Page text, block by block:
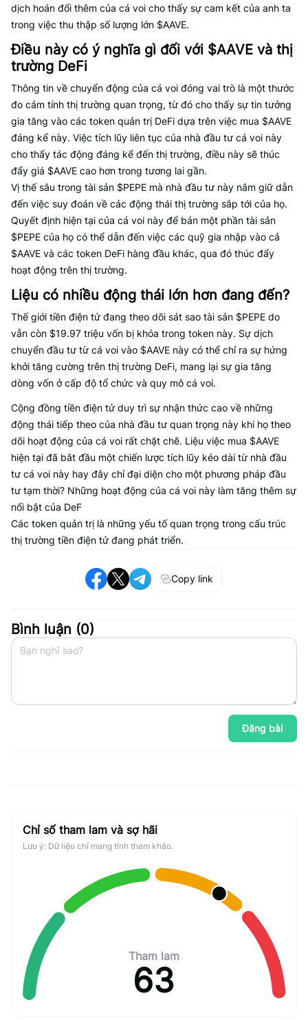
dịch hoán đổi thêm của cá voi cho thấy sự cam kết của anh ta
trong việc thu thập số lượng lớn $AAVE.
Điều này có ý nghĩa gì đối với $AAVE và thị
trường DeFi
Thông tin về chuyển động của cá voi đóng vai trò là một thước
đo cảm tính thị trường quan trọng, từ đó cho thấy sự tin tưởng
gia tăng vào các token quản trị DeFi dựa trên việc mua $AAVE
đáng kể này. Việc tích lũy liên tục của nhà đầu tư cá voi này
cho thấy tác động đáng kể đến thị trường, điều này sẽ thúc
đẩy giá $AAVE cao hơn trong tương lai gần.
Vị thế sâu trong tài sản $PEPE mà nhà đầu tư này nắm giữ dẫn
đến việc suy đoán về các động thái thị trường sắp tới của họ.
Quyết định hiện tại của cá voi này để bán một phần tài sản
$PEPE của họ có thể dẫn đến việc các quỹ gia nhập vào cả
$AAVE và các token DeFi hàng đầu khác, qua đó thúc đẩy
hoạt động trên thị trường.
Liệu có nhiều động thái lớn hơn đang đến?
Thế giới tiền điện tử đang theo dõi sát sao tài sản $PEPE do
vẫn còn $19.97 triệu vốn bị khóa trong token này. Sự dịch
chuyển đầu tư từ cá voi vào $AAVE này có thể chỉ ra sự hứng
khởi tăng cường trên thị trường DeFi, mang lại sự gia tăng
dòng vốn ở cấp độ tổ chức và quy mô cá voi.
Cộng đồng tiền điện tử duy trì sự nhận thức cao về những
động thái tiếp theo của nhà đầu tư quan trọng này khi họ theo
dõi hoạt động của cá voi rất chặt chẽ. Liệu việc mua $AAVE
hiện tại đã bắt đầu một chiến lược tích lũy kéo dài từ nhà đầu
tư cá voi này hay đây chỉ đại diện cho một phương pháp đầu
tư tạm thời? Những hoạt động của cá voi này làm tăng thêm sự
nổi bật của DeF
Các token quản trị là những yếu tố quan trọng trong cấu trúc
thị trường tiền điện tử đang phát triển.
Copy link
Bình luận (0)
Đăng bài
Chỉ số tham lam và sợ hãi
Lưu ý: Dữ liệu chỉ mang tính tham khảo.
Tham lam
63